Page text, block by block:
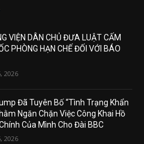
VIỆN DÂN CHỦ ĐƯA LUẬT CẤM
PHÒNG HẠN CHẾ ĐỐI VỚI BÁO
2026
Đã Tuyên Bố “Tình Trạng Khẩn
Ngăn Chặn Việc Công Khai Hồ
Của Mình Cho Đài BBC
2026